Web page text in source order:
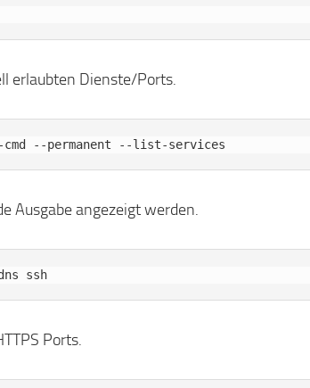
erlaubten Dienste/Ports.
Ausgabe angezeigt werden.
Ports.